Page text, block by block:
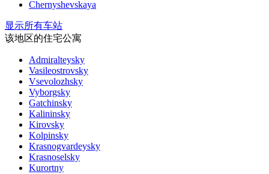
Chernyshevskaya
显示所有车站
该地区的住宅公寓
Admiralteysky
Vasileostrovsky
Vsevolozhsky
Vyborgsky
Gatchinsky
Kalininsky
Kirovsky
Kolpinsky
Krasnogvardeysky
Krasnoselsky
Kurortny